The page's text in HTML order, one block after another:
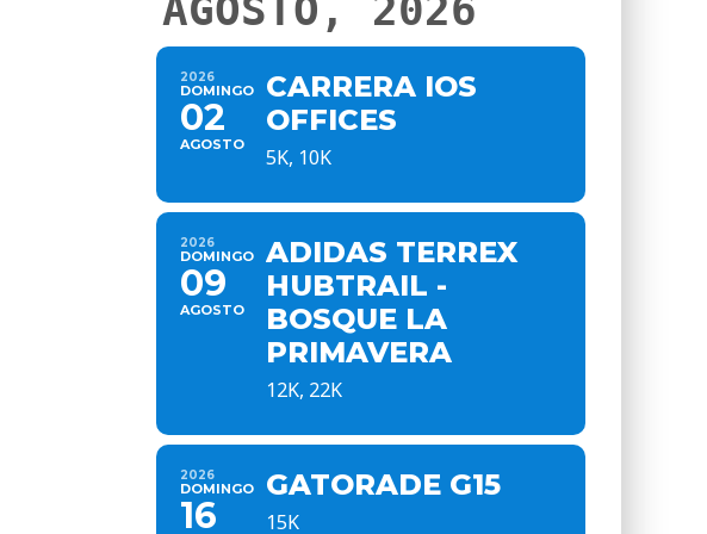
2026
DOMINGO
02
AGOSTO
CARRERA IOS
OFFICES
5K, 10K
2026
DOMINGO
09
AGOSTO
ADIDAS TERREX
HUBTRAIL -
BOSQUE LA
PRIMAVERA
12K, 22K
2026
DOMINGO
16
GATORADE G15
15K